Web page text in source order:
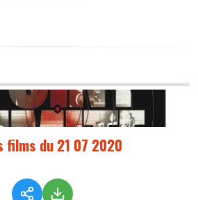
films du 21 07 2020